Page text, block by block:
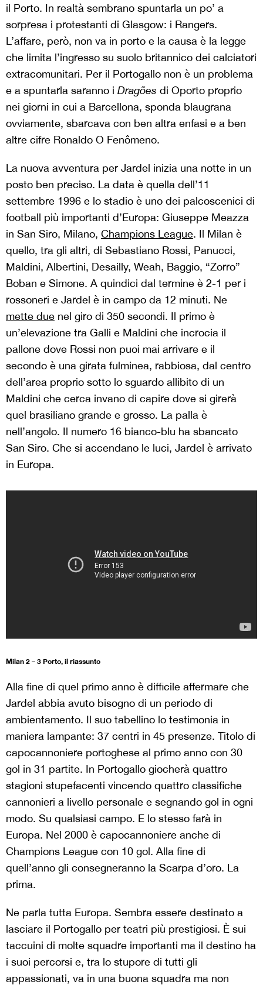
il Porto. In realtà sembrano spuntarla un po’ a
sorpresa i protestanti di Glasgow: i Rangers.
L’affare, però, non va in porto e la causa è la legge
che limita l’ingresso su suolo britannico dei calciatori
extracomunitari. Per il Portogallo non è un problema
e a spuntarla saranno i Dragões di Oporto proprio
nei giorni in cui a Barcellona, sponda blaugrana
ovviamente, sbarcava con ben altra enfasi e a ben
altre cifre Ronaldo O Fenômeno.
La nuova avventura per Jardel inizia una notte in un
posto ben preciso. La data è quella dell’11
settembre 1996 e lo stadio è uno dei palcoscenici di
football più importanti d’Europa: Giuseppe Meazza
in San Siro, Milano, Champions League. Il Milan è
quello, tra gli altri, di Sebastiano Rossi, Panucci,
Maldini, Albertini, Desailly, Weah, Baggio, “Zorro”
Boban e Simone. A quindici dal termine è 2-1 per i
rossoneri e Jardel è in campo da 12 minuti. Ne
mette due nel giro di 350 secondi. Il primo è
un’elevazione tra Galli e Maldini che incrocia il
pallone dove Rossi non puoi mai arrivare e il
secondo è una girata fulminea, rabbiosa, dal centro
dell’area proprio sotto lo sguardo allibito di un
Maldini che cerca invano di capire dove si girerà
quel brasiliano grande e grosso. La palla è
nell’angolo. Il numero 16 bianco-blu ha sbancato
San Siro. Che si accendano le luci, Jardel è arrivato
in Europa.
Milan 2 – 3 Porto, il riassunto
Alla fine di quel primo anno è difficile affermare che
Jardel abbia avuto bisogno di un periodo di
ambientamento. Il suo tabellino lo testimonia in
maniera lampante: 37 centri in 45 presenze. Titolo di
capocannoniere portoghese al primo anno con 30
gol in 31 partite. In Portogallo giocherà quattro
stagioni stupefacenti vincendo quattro classifiche
cannonieri a livello personale e segnando gol in ogni
modo. Su qualsiasi campo. E lo stesso farà in
Europa. Nel 2000 è capocannoniere anche di
Champions League con 10 gol. Alla fine di
quell’anno gli consegneranno la Scarpa d’oro. La
prima.
Ne parla tutta Europa. Sembra essere destinato a
lasciare il Portogallo per teatri più prestigiosi. È sui
taccuini di molte squadre importanti ma il destino ha
i suoi percorsi e, tra lo stupore di tutti gli
appassionati, va in una buona squadra ma non